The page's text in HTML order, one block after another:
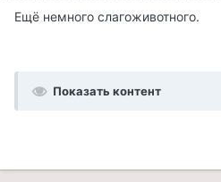
Ещё немного слагоживотного.
Показать контент